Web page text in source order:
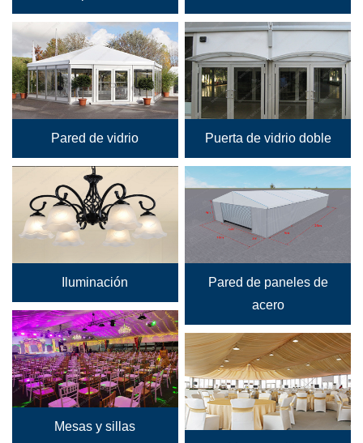
Pared de vidrio Puerta de vidrio doble
Iluminación
Pared de paneles de
acero
Mesas y sillas